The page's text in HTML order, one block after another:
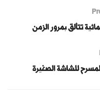
للشاشة الصغيرة